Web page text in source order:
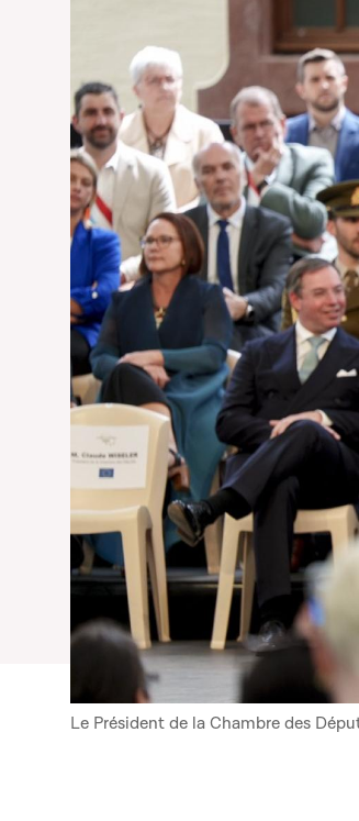
Le Président de la Chambre des